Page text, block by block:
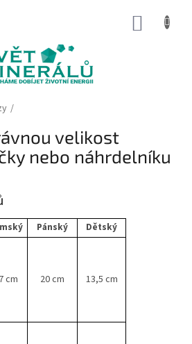
/
velikost
nebo náhrdelníku
Pánský Dětský
cm 20 cm 13,5 cm